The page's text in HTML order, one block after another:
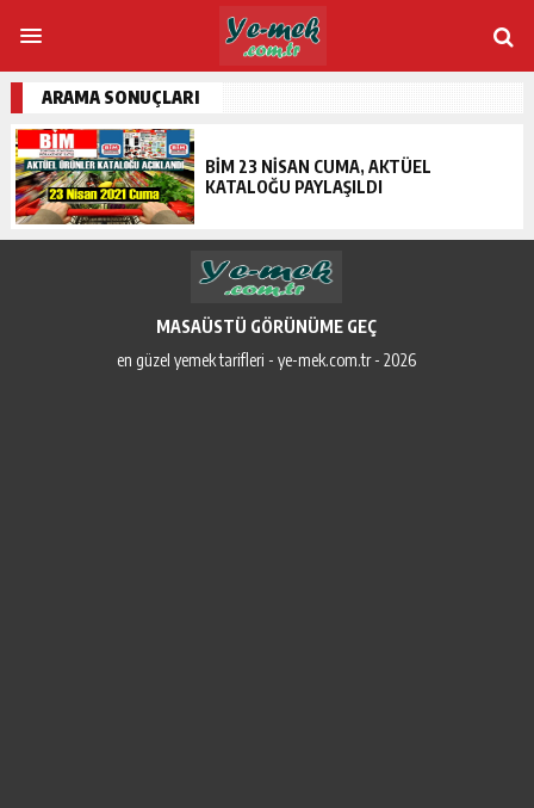
ARAMA SONUÇLARI
BIM 23 NISAN CUMA, AKTÜEL
KATALOĞU PAYLAŞILDI
MASAÜSTÜ GÖRÜNÜME GEÇ
en güzel yemek tarifleri - ye-mek.com.tr - 2026